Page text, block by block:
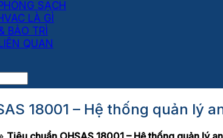
SẠCH
LÀ GÌ
BẢO TRÌ
QUAN
18001 – Hệ thống quản lý